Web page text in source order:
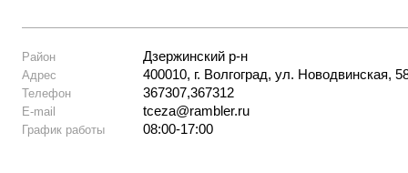
Район Дзержинский р-н
Адрес 400010, г. Волгоград, ул. Новодвинская,
Телефон 367307,367312
E-mail tceza@rambler.ru
График работы 08:00-17:00